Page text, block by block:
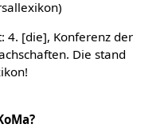
4. [die], Konferenz der
Die stand